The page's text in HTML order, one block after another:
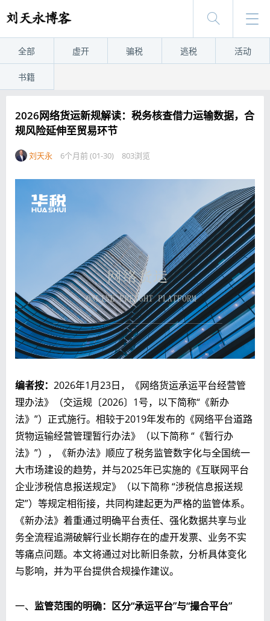
全部 虚开 骗税 逃税 活动
书籍
2026网络货运新规解读：税务核查借力运输数据，合
规风险延伸至贸易环节
刘天永 6个月前 (01-30) 803浏览
编者按： 2026年1月23日，《网络货运承运平台经营管
理办法》（交运规〔2026〕1号，以下简称“《新办
法》”）正式施行。相较于2019年发布的《网络平台道路
货物运输经营管理暂行办法》（以下简称 “《暂行办
法》”），《新办法》顺应了税务监管数字化与全国统一
大市场建设的趋势，并与2025年已实施的《互联网平台
企业涉税信息报送规定》（以下简称 “涉税信息报送规
定”）等规定相衔接，共同构建起更为严格的监管体系。
《新办法》着重通过明确平台责任、强化数据共享与业
务全流程追溯破解行业长期存在的虚开发票、业务不实
等痛点问题。本文将通过对比新旧条款，分析具体变化
与影响，并为平台提供合规操作建议。
一、 监管范围的明确：区分“承运平台”与“撮合平台”